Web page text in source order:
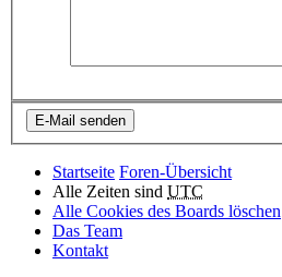
Startseite Foren-Übersicht
Alle Zeiten sind UTC
Alle Cookies des Boards löschen
Das Team
Kontakt